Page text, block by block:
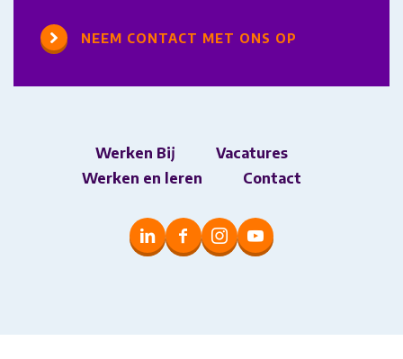
NEEM CONTACT MET ONS OP
Werken Bij
Vacatures
Werken en leren
Contact